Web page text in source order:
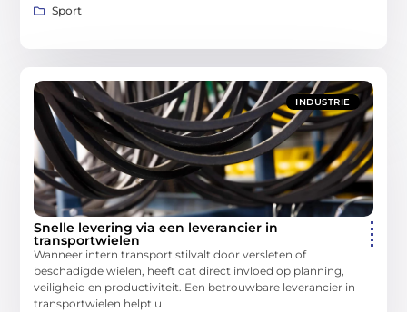
Sport
INDUSTRIE
Snelle levering via een leverancier in
transportwielen
Wanneer intern transport stilvalt door versleten of
beschadigde wielen, heeft dat direct invloed op planning,
veiligheid en productiviteit. Een betrouwbare leverancier in
transportwielen helpt u